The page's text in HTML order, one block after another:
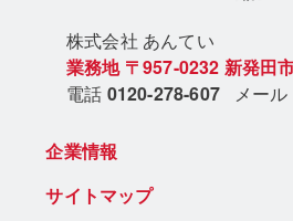
株式会社 あんてい
業務地 〒957-0232 新発田
電話 0120-278-607 メール
企業情報
サイトマップ